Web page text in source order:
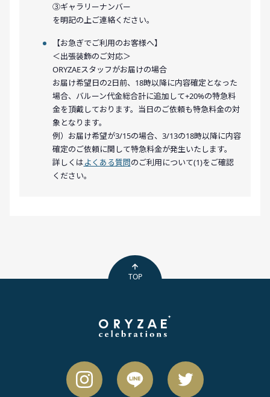
③ギャラリーナンバー
を明記の上ご連絡ください。
【お急ぎでご利用のお客様へ】
＜出張装飾のご対応＞
ORYZAEスタッフがお届けの場合
お届け希望日の2日前、18時以降に内容確定となった
場合、バルーン代金総合計に追加して+20%の特急料
金を頂戴しております。当日のご依頼も特急料金の対
象となります。
例）お届け希望が3/15の場合、3/13の18時以降に内容
確定のご依頼に関して特急料金が発生いたします。
詳しくはよくある質問のご利用について(1)をご確認
ください。
TOP